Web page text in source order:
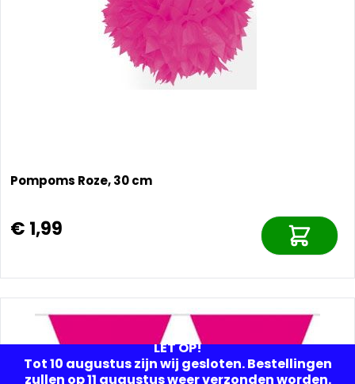
LET OP!
Tot 10 augustus zijn wij gesloten. Bestellingen
zullen op 11 augustus weer verzonden worden.
Pompoms Roze, 30 cm
€ 1,99